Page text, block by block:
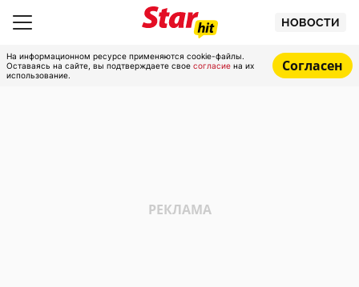
НОВОСТИ
На информационном ресурсе применяются cookie-файлы.
Оставаясь на сайте, вы подтверждаете свое согласие на их
использование.
Согласен